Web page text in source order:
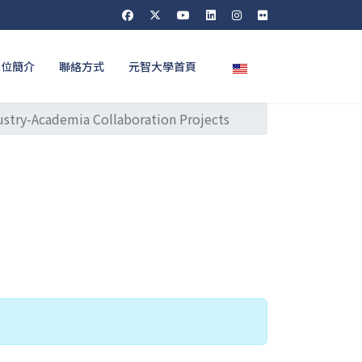
簡介 聯絡方式 元智大學首頁 選擇你的語言
Academia Collaboration Projects